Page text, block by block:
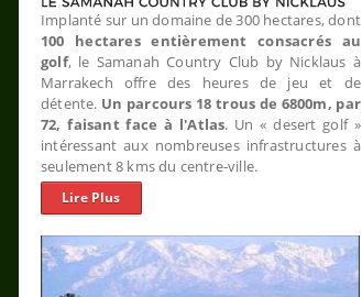
Implanté sur un domaine de 300 hectares, dont
100 hectares entièrement consacrés au
golf, le Samanah Country Club by Nicklaus à
Marrakech offre des heures de jeu et de
détente. Un parcours 18 trous de 6800m, par
72, faisant face à l'Atlas. Un « desert golf »
intéressant aux nombreuses infrastructures à
seulement 8 kms du centre-ville.
Lire Plus